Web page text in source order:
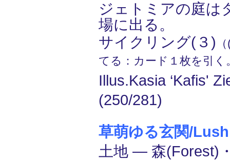
ジェトミアの庭は
場に出る。
サイクリング(３)
てる：カード１枚を引く
Illus.Kasia ‘Kafis'
(250/281)
草萌ゆる玄関/
土地 ― 森(Forest)